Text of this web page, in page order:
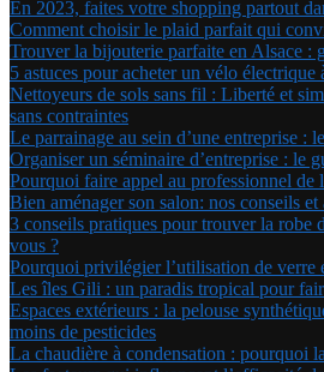
En 2023, faites votre shopping partout
Comment choisir le plaid parfait qui
Trouver la bijouterie parfaite en Alsace :
5 astuces pour acheter un vélo
Nettoyeurs de sols sans fil : Liberté et
sans contraintes
Le parrainage au sein d’une entreprise :
Organiser un séminaire d’entreprise : le
Pourquoi faire appel au professionnel de
Bien aménager son salon: nos conseils et
3 conseils pratiques pour trouver la robe
vous ?
Pourquoi privilégier l’utilisation de verre
Les îles Gili : un paradis tropical pour
Espaces extérieurs : la pelouse
moins de pesticides
La chaudière à condensation : pourquoi